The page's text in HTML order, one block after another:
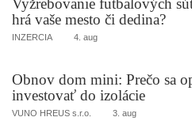
Vyžrebovanie futbalových
hrá vaše mesto či dedina?
INZERCIA 4. aug
Obnov dom mini: Prečo sa
investovať do izolácie
VUNO HREUS s.r.o. 3. aug